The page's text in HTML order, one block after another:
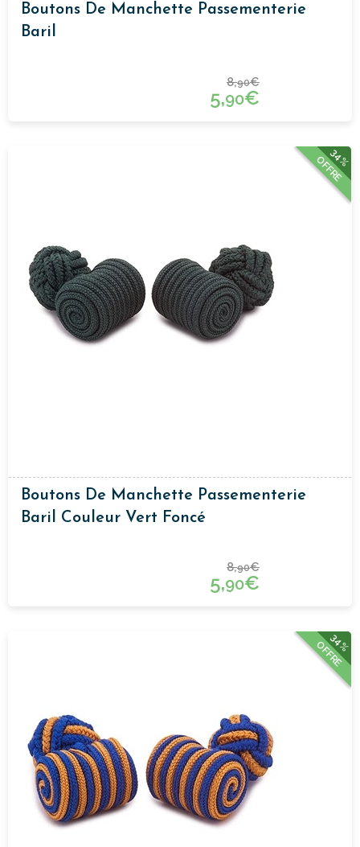
Boutons De Manchette Passementerie
Baril
8,90€
5,90€
34%
OFFRE
Boutons De Manchette Passementerie
Baril Couleur Vert Foncé
8,90€
5,90€
34%
OFFRE